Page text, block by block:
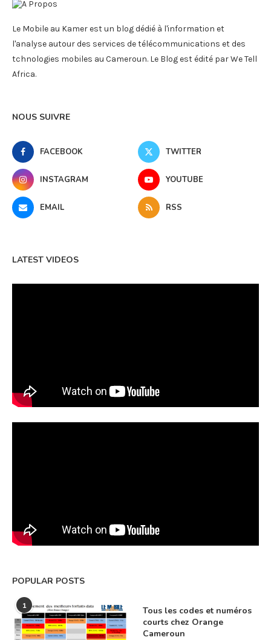
Le Mobile au Kamer est un blog dédié à l'information et
l'analyse autour des services de télécommunications et des
tchnologies mobiles au Cameroun. Le Blog est édité par We Tell
Africa.
NOUS SUIVRE
FACEBOOK TWITTER
INSTAGRAM YOUTUBE
EMAIL RSS
LATEST VIDEOS
POPULAR POSTS
1
Tous les codes et numéros
courts chez Orange
Cameroun